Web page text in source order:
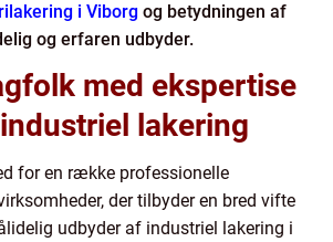
i Viborg og betydningen af
og erfaren udbyder.
med ekspertise
lakering
for en række professionelle
der tilbyder en bred vifte
udbyder af industriel lakering i